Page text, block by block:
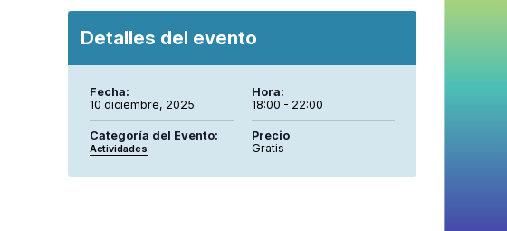
Detalles del evento
Fecha:
10 diciembre, 2025
Hora:
18:00 - 22:00
Categoría del Evento:
Actividades
Precio
Gratis